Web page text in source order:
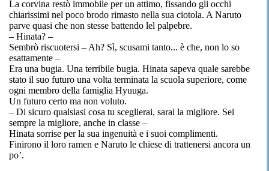
La corvina restò immobile per un attimo, fissando gli occhi
chiarissimi nel poco brodo rimasto nella sua ciotola. A Naruto
parve quasi che non stesse battendo lel palpebre.
– Hinata? –
Sembrò riscuotersi – Ah? Sì, scusami tanto... è che, non lo so
esattamente –
Era una bugia. Una terribile bugia. Hinata sapeva quale sarebbe
stato il suo futuro una volta terminata la scuola superiore, come
ogni membro della famiglia Hyuuga.
Un futuro certo ma non voluto.
– Di sicuro qualsiasi cosa tu sceglierai, sarai la migliore. Sei
sempre la migliore, anche in classe –
Hinata sorrise per la sua ingenuità e i suoi complimenti.
Finirono il loro ramen e Naruto le chiese di trattenersi ancora un
po’.